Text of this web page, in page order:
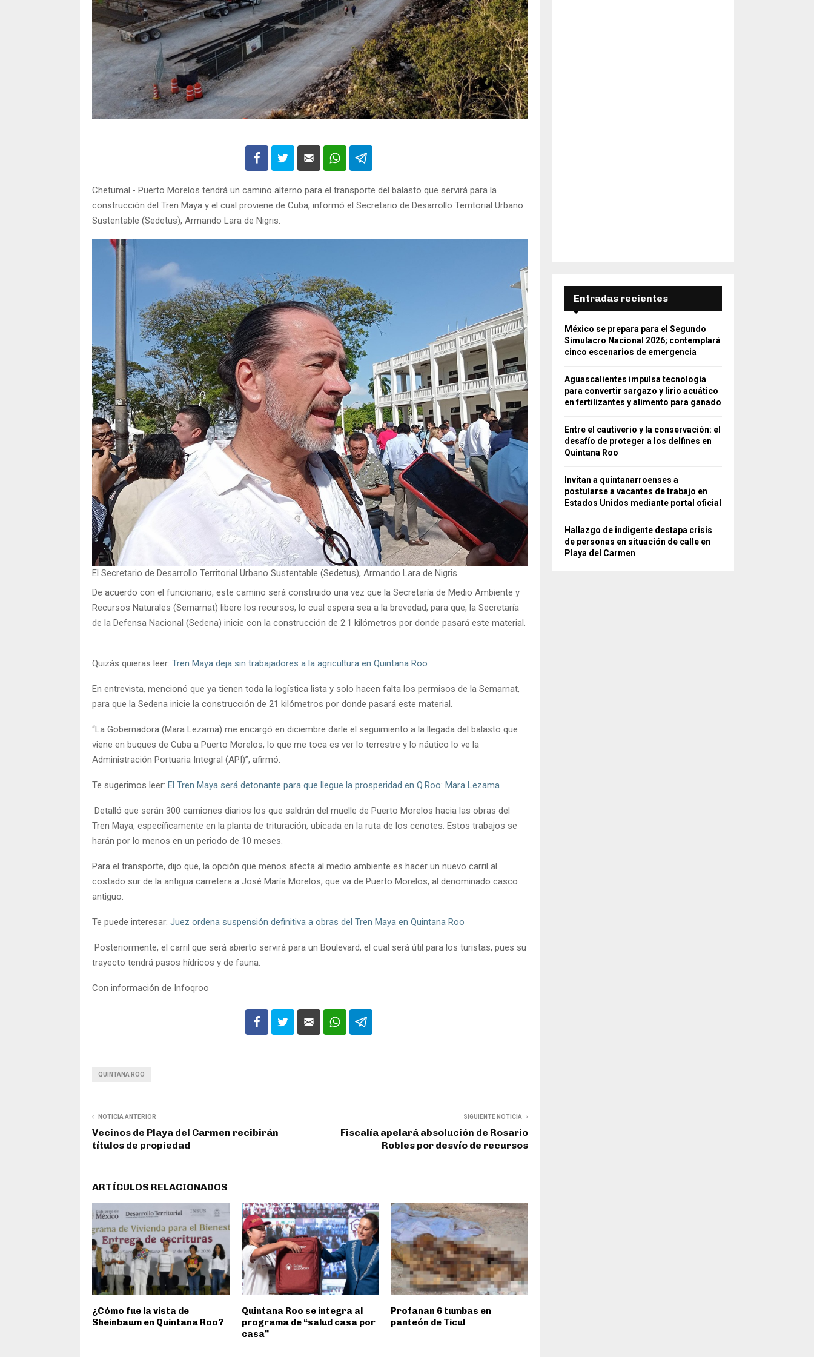
Chetumal.- Puerto Morelos tendrá un camino alterno para el transporte del balasto que servirá para la
construcción del Tren Maya y el cual proviene de Cuba, informó el Secretario de Desarrollo Territorial Urbano
Sustentable (Sedetus), Armando Lara de Nigris.
El Secretario de Desarrollo Territorial Urbano Sustentable (Sedetus), Armando Lara de Nigris
De acuerdo con el funcionario, este camino será construido una vez que la Secretaría de Medio Ambiente y
Recursos Naturales (Semarnat) libere los recursos, lo cual espera sea a la brevedad, para que, la Secretaría
de la Defensa Nacional (Sedena) inicie con la construcción de 2.1 kilómetros por donde pasará este material.
Quizás quieras leer: Tren Maya deja sin trabajadores a la agricultura en Quintana Roo
En entrevista, mencionó que ya tienen toda la logística lista y solo hacen falta los permisos de la Semarnat,
para que la Sedena inicie la construcción de 21 kilómetros por donde pasará este material.
“La Gobernadora (Mara Lezama) me encargó en diciembre darle el seguimiento a la llegada del balasto que
viene en buques de Cuba a Puerto Morelos, lo que me toca es ver lo terrestre y lo náutico lo ve la
Administración Portuaria Integral (API)”, afirmó.
Te sugerimos leer: El Tren Maya será detonante para que llegue la prosperidad en Q.Roo: Mara Lezama
Detalló que serán 300 camiones diarios los que saldrán del muelle de Puerto Morelos hacia las obras del
Tren Maya, específicamente en la planta de trituración, ubicada en la ruta de los cenotes. Estos trabajos se
harán por lo menos en un periodo de 10 meses.
Para el transporte, dijo que, la opción que menos afecta al medio ambiente es hacer un nuevo carril al
costado sur de la antigua carretera a José María Morelos, que va de Puerto Morelos, al denominado casco
antiguo.
Te puede interesar: Juez ordena suspensión definitiva a obras del Tren Maya en Quintana Roo
Posteriormente, el carril que será abierto servirá para un Boulevard, el cual será útil para los turistas, pues su
trayecto tendrá pasos hídricos y de fauna.
Con información de Infoqroo
QUINTANA ROO
NOTICIA ANTERIOR
Vecinos de Playa del Carmen recibirán
títulos de propiedad
SIGUIENTE NOTICIA
Fiscalía apelará absolución de Rosario
Robles por desvío de recursos
ARTÍCULOS RELACIONADOS
¿Cómo fue la vista de
Sheinbaum en Quintana Roo?
Quintana Roo se integra al
programa de “salud casa por
casa”
Profanan 6 tumbas en
panteón de Ticul
Entradas recientes
México se prepara para el Segundo
Simulacro Nacional 2026; contemplará
cinco escenarios de emergencia
Aguascalientes impulsa tecnología
para convertir sargazo y lirio acuático
en fertilizantes y alimento para ganado
Entre el cautiverio y la conservación: el
desafío de proteger a los delfines en
Quintana Roo
Invitan a quintanarroenses a
postularse a vacantes de trabajo en
Estados Unidos mediante portal oficial
Hallazgo de indigente destapa crisis
de personas en situación de calle en
Playa del Carmen